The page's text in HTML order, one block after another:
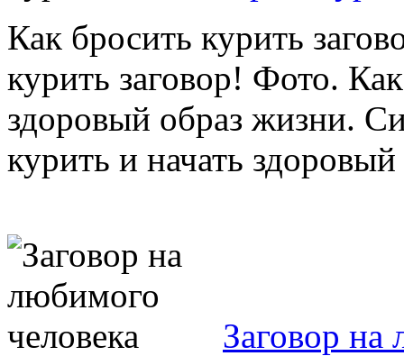
Как бросить курить
курить заговор! Фото.
здоровый образ жизни.
курить и начать
Заговор на